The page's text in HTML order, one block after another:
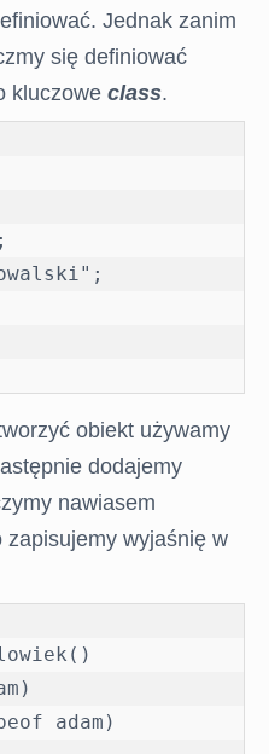
Jednak zanim
się definiować
kluczowe class.
obiekt używamy
dodajemy
nawiasem
zapisujemy wyjaśnię w